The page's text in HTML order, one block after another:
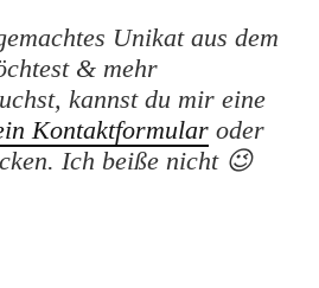
Unikat aus dem
& mehr
kannst du mir eine
Kontaktformular oder
Ich beiße nicht 😉